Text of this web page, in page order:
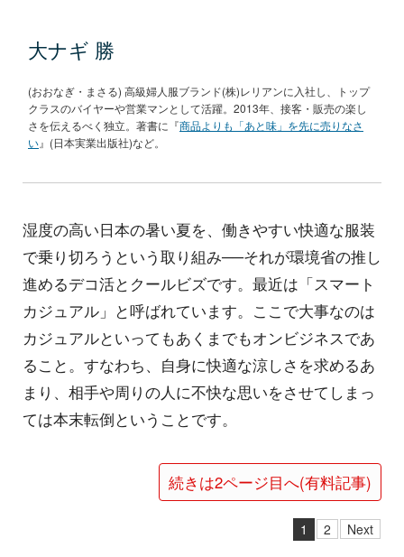
大ナギ 勝
(おおなぎ・まさる) 高級婦人服ブランド(株)レリアンに入社し、トップ
クラスのバイヤーや営業マンとして活躍。2013年、接客・販売の楽し
さを伝えるべく独立。著書に『商品よりも「あと味」を先に売りなさ
い』(日本実業出版社)など。
湿度の高い日本の暑い夏を、働きやすい快適な服装
で乗り切ろうという取り組み──それが環境省の推し
進めるデコ活とクールビズです。最近は「スマート
カジュアル」と呼ばれています。ここで大事なのは
カジュアルといってもあくまでもオンビジネスであ
ること。すなわち、自身に快適な涼しさを求めるあ
まり、相手や周りの人に不快な思いをさせてしまっ
ては本末転倒ということです。
続きは2ページ目へ(有料記事)
1 2 Next